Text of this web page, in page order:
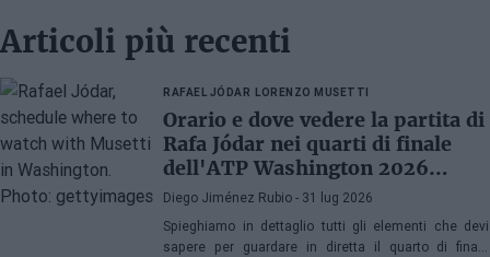
Articoli più recenti
RAFAEL JÓDAR LORENZO MUSETTI
Orario e dove vedere la partita di
Rafa Jódar nei quarti di finale
dell'ATP Washington 2026
contro Musetti
Diego Jiménez Rubio - 31 lug 2026
Spieghiamo in dettaglio tutti gli elementi che devi
sapere per guardare in diretta il quarto di finale